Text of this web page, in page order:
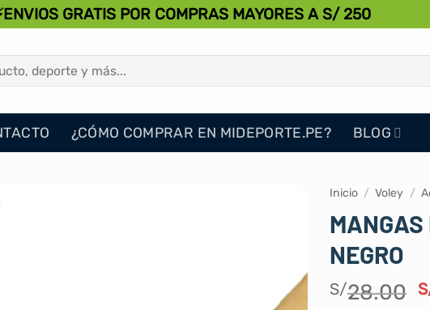
GRATIS POR COMPRAS MAYORES A S/ 250
¿CÓMO COMPRAR EN MIDEPORTE.PE? BLOG
Inicio / Voley /
MANGAS
NEGRO
S/28.00